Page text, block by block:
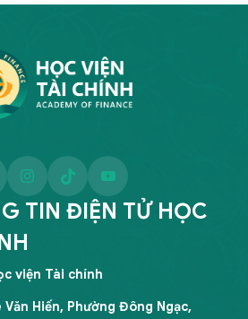
TIN ĐIỆN TỬ HỌC
viện Tài chính
Văn Hiến, Phường Đông Ngạc,